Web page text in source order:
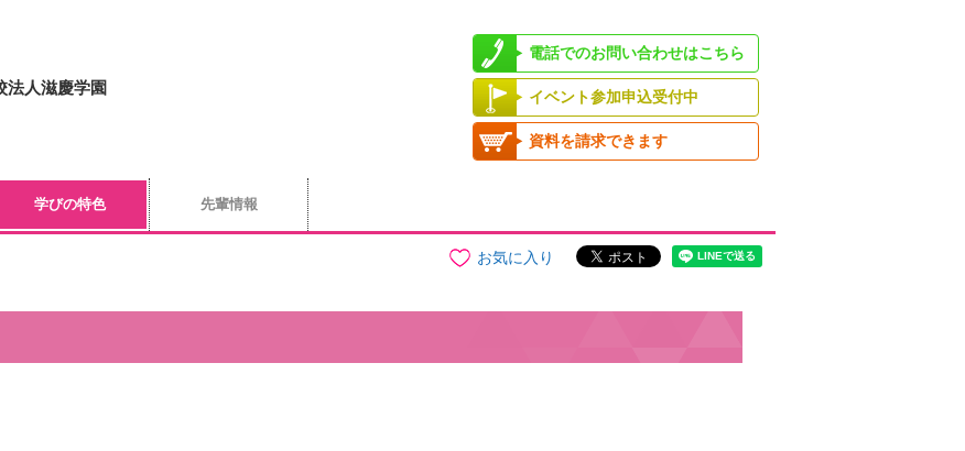
法人滋慶学園
電話でのお問い合わせはこちら
イベント参加申込受付中
資料を請求できます
学びの特色 先輩情報
お気に入り